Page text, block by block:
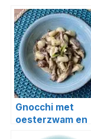
Gnocchi met
oesterzwam en